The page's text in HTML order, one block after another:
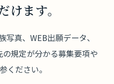
けます。
真、WEB出願データ、
規定が分かる募集要項や
ください。